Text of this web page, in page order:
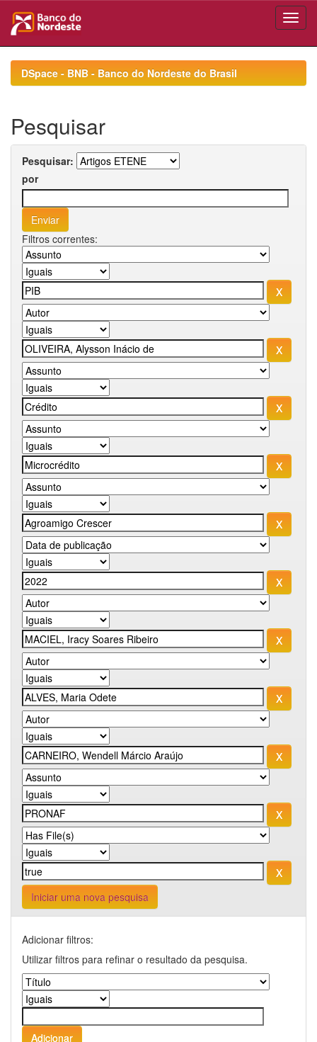
navigationDSpace - BNB - Banco do Nordeste do Brasil
Pesquisar
Pesquisar:
por
Filtros correntes:
Iniciar uma nova pesquisa
Adicionar filtros:
Utilizar filtros para refinar o resultado da pesquisa.